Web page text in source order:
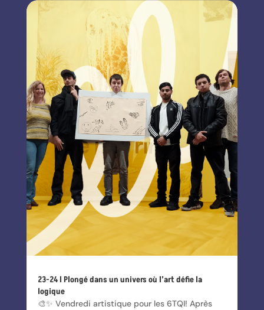
23-24 l Plongé dans un univers où l’art défie la
logique
🎨✨ Vendredi artistique pour les 6TQI! Après